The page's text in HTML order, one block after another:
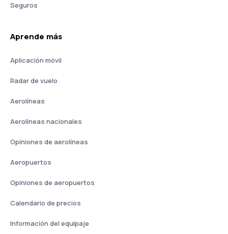
Seguros
Aprende más
Aplicación móvil
Radar de vuelo
Aerolíneas
Aerolíneas nacionales
Opiniones de aerolíneas
Aeropuertos
Opiniones de aeropuertos
Calendario de precios
Información del equipaje